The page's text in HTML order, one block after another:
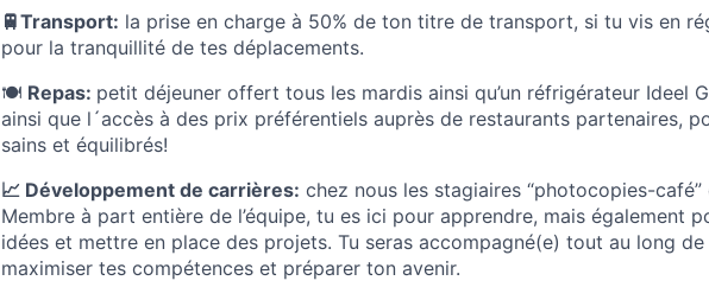
🚆Transport: la prise en charge à 50% de ton titre de transport, si tu vis en
pour la tranquillité de tes déplacements.
🍽️ Repas: petit déjeuner offert tous les mardis ainsi qu’un réfrigérateur Ideel
ainsi que l´accès à des prix préférentiels auprès de restaurants partenaires,
sains et équilibrés!
📈 Développement de carrières: chez nous les stagiaires “photocopies-café”
Membre à part entière de l’équipe, tu es ici pour apprendre, mais également
idées et mettre en place des projets. Tu seras accompagné(e) tout au long
maximiser tes compétences et préparer ton avenir.